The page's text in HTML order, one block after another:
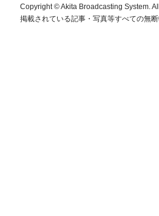
Copyright © Akita Broadcasting System.
掲載されている記事・写真等すべての無断